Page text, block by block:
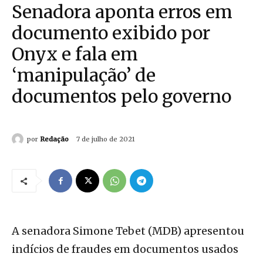
Senadora aponta erros em
documento exibido por
Onyx e fala em
‘manipulação’ de
documentos pelo governo
por Redação 7 de julho de 2021
A senadora Simone Tebet (MDB) apresentou
indícios de fraudes em documentos usados